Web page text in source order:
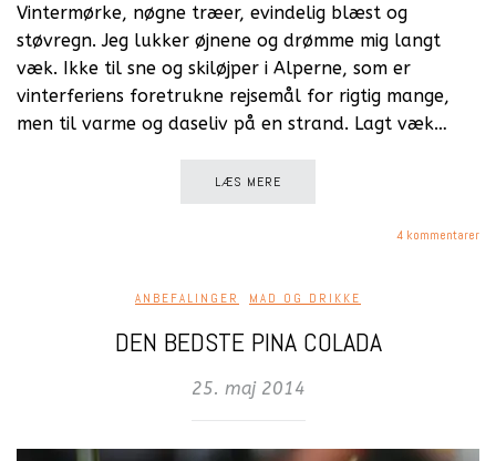
Vintermørke, nøgne træer, evindelig blæst og
støvregn. Jeg lukker øjnene og drømme mig langt
væk. Ikke til sne og skiløjper i Alperne, som er
vinterferiens foretrukne rejsemål for rigtig mange,
men til varme og daseliv på en strand. Lagt væk…
LÆS MERE
4 kommentarer
ANBEFALINGER MAD OG DRIKKE
DEN BEDSTE PINA COLADA
25. maj 2014